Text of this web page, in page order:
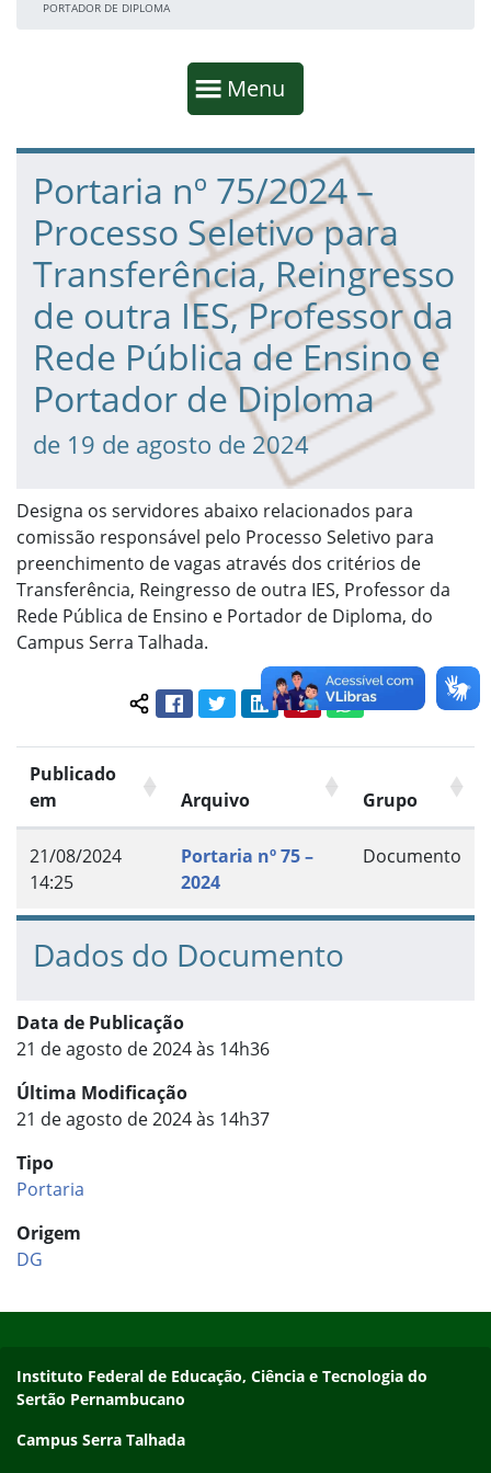
PORTADOR DE DIPLOMA
Mostrar
Menu
Fim da navegação
Início do conteúdo
Portaria nº 75/2024 –
Processo Seletivo para
Transferência, Reingresso
de outra IES, Professor da
Rede Pública de Ensino e
Portador de Diploma
de 19 de agosto de 2024
Designa os servidores abaixo relacionados para
comissão responsável pelo Processo Seletivo para
preenchimento de vagas através dos critérios de
Transferência, Reingresso de outra IES, Professor da
Rede Pública de Ensino e Portador de Diploma, do
Campus Serra Talhada.
Compartilhar conteúdo:
FacebookTwitterLinkedInPinterestWhatsApp
Publicado
em
Arquivo Grupo
21/08/2024
14:25
Portaria nº 75 –
2024
Documento
Dados do Documento
Data de Publicação
21 de agosto de 2024 às 14h36
Última Modificação
21 de agosto de 2024 às 14h37
Tipo
Portaria
Origem
DG
Endereço
Instituto Federal de Educação, Ciência e Tecnologia do
Sertão Pernambucano
Campus Serra Talhada